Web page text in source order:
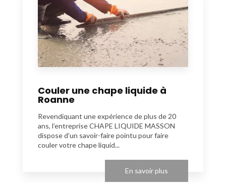
Couler une chape liquide à
Roanne
Revendiquant une expérience de plus de 20
ans, l’entreprise CHAPE LIQUIDE MASSON
dispose d’un savoir-faire pointu pour faire
couler votre chape liquid...
En savoir plus